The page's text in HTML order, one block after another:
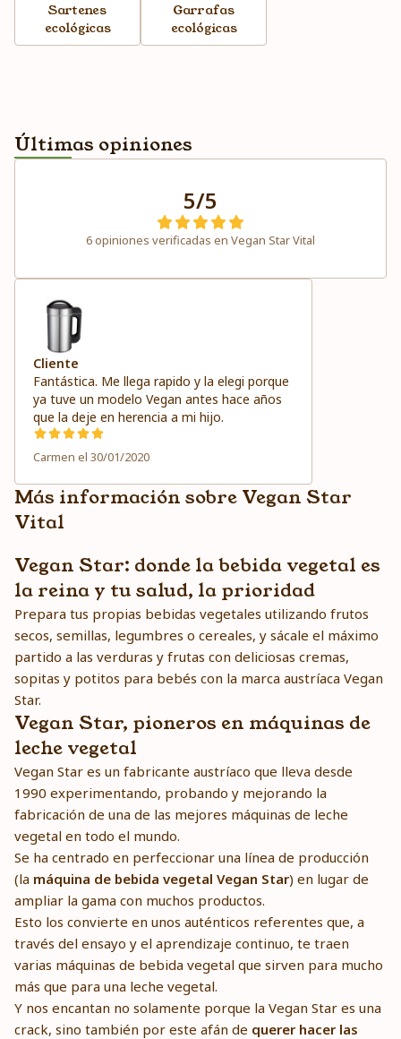
Sartenes
ecológicas
Garrafas
ecológicas
Últimas opiniones
5/5
6 opiniones verificadas en Vegan Star Vital
Cliente
Fantástica. Me llega rapido y la elegi porque
ya tuve un modelo Vegan antes hace años
que la deje en herencia a mi hijo.
Carmen el 30/01/2020
Más información sobre Vegan Star
Vital
Vegan Star: donde la bebida vegetal es
la reina y tu salud, la prioridad
Prepara tus propias bebidas vegetales utilizando frutos
secos, semillas, legumbres o cereales, y sácale el máximo
partido a las verduras y frutas con deliciosas cremas,
sopitas y potitos para bebés con la marca austríaca Vegan
Star.
Vegan Star, pioneros en máquinas de
leche vegetal
Vegan Star es un fabricante austríaco que lleva desde
1990 experimentando, probando y mejorando la
fabricación de una de las mejores máquinas de leche
vegetal en todo el mundo.
Se ha centrado en perfeccionar una línea de producción
(la máquina de bebida vegetal Vegan Star) en lugar de
ampliar la gama con muchos productos.
Esto los convierte en unos auténticos referentes que, a
través del ensayo y el aprendizaje continuo, te traen
varias máquinas de bebida vegetal que sirven para mucho
más que para una leche vegetal.
Y nos encantan no solamente porque la Vegan Star es una
crack, sino también por este afán de querer hacer las